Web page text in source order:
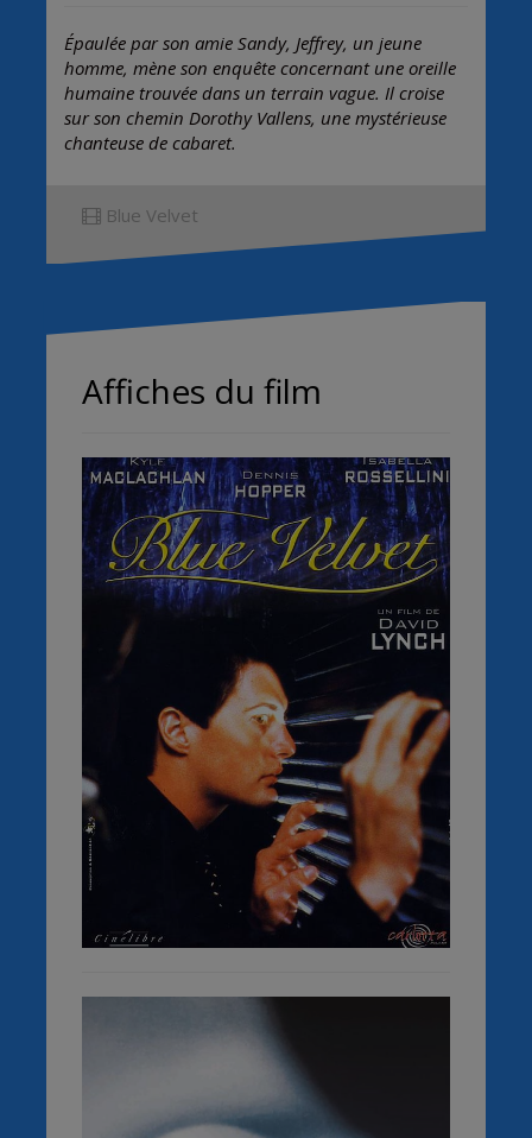
Épaulée par son amie Sandy, Jeffrey, un jeune
homme, mène son enquête concernant une oreille
humaine trouvée dans un terrain vague. Il croise
sur son chemin Dorothy Vallens, une mystérieuse
chanteuse de cabaret.
Blue Velvet
Affiches du film